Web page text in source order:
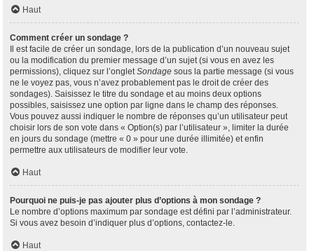
Haut
Comment créer un sondage ?
Il est facile de créer un sondage, lors de la publication d’un nouveau sujet
ou la modification du premier message d’un sujet (si vous en avez les
permissions), cliquez sur l’ongletSondage sous la partie message (si vous
ne le voyez pas, vous n’avez probablement pas le droit de créer des
sondages). Saisissez le titre du sondage et au moins deux options
possibles, saisissez une option par ligne dans le champ des réponses.
Vous pouvez aussi indiquer le nombre de réponses qu’un utilisateur peut
choisir lors de son vote dans « Option(s) par l’utilisateur », limiter la durée
en jours du sondage (mettre « 0 » pour une durée illimitée) et enfin
permettre aux utilisateurs de modifier leur vote.
Haut
Pourquoi ne puis-je pas ajouter plus d’options à mon sondage ?
Le nombre d’options maximum par sondage est défini par l’administrateur.
Si vous avez besoin d’indiquer plus d’options, contactez-le.
Haut